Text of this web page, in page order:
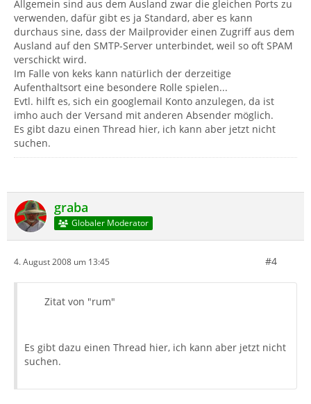
Allgemein sind aus dem Ausland zwar die gleichen Ports zu
verwenden, dafür gibt es ja Standard, aber es kann
durchaus sine, dass der Mailprovider einen Zugriff aus dem
Ausland auf den SMTP-Server unterbindet, weil so oft SPAM
verschickt wird.
Im Falle von keks kann natürlich der derzeitige
Aufenthaltsort eine besondere Rolle spielen...
Evtl. hilft es, sich ein googlemail Konto anzulegen, da ist
imho auch der Versand mit anderen Absender möglich.
Es gibt dazu einen Thread hier, ich kann aber jetzt nicht
suchen.
graba
Globaler Moderator
4. August 2008 um 13:45 #4
Zitat von "rum"
Es gibt dazu einen Thread hier, ich kann aber jetzt nicht
suchen.